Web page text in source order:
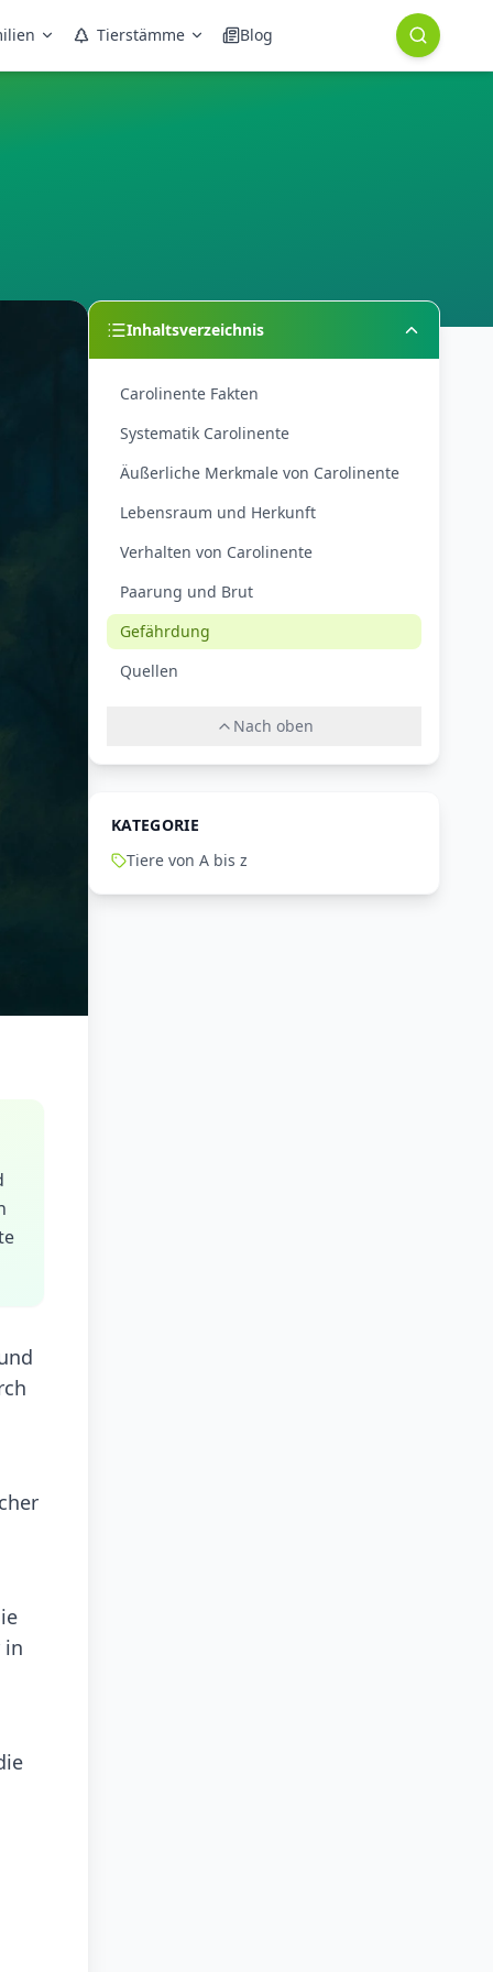
Tierstämme Blog
in
Inhaltsverzeichnis
Carolinente Fakten
Systematik Carolinente
Äußerliche Merkmale von Carolinente
Lebensraum und Herkunft
Verhalten von Carolinente
Paarung und Brut
Gefährdung
Quellen
Nach oben
KATEGORIE
Tiere von A bis z